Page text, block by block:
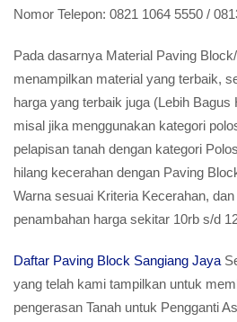
Nomor Telepon: 0821 1064 5550 /
Pada dasarnya Material Paving
menampilkan material yang terbaik,
harga yang terbaik juga (Lebih Bagus
misal jika menggunakan kategori
pelapisan tanah dengan kategori
hilang kecerahan dengan Paving
Warna sesuai Kriteria Kecerahan,
penambahan harga sekitar 10rb s/d
Daftar Paving Block Sangiang Jaya
yang telah kami tampilkan untuk
pengerasan Tanah untuk Pengganti